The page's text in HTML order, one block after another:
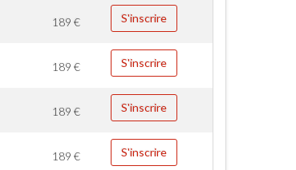
189€ S'inscrire
189€ S'inscrire
189€ S'inscrire
189€ S'inscrire